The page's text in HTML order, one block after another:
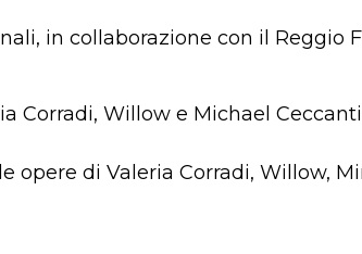
in collaborazione con il Reggio
Corradi, Willow e Michael
opere di Valeria Corradi, Willow,